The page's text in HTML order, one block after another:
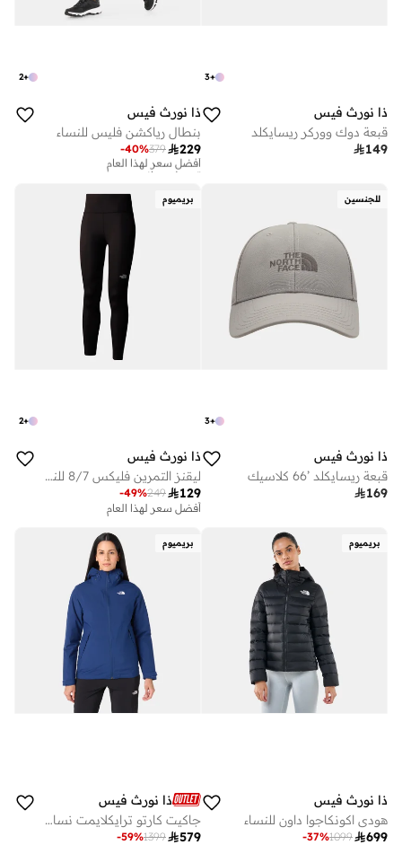
+
3
ذا نورث فيس
قبعة دوك ووركر ريسايكلد
149
+
2
ذا نورث فيس
بنطال رياكشن فليس للنساء
229
379
-40%
أفضل سعر لهذا العام
توصيل مجاني
للجنسين
+
3
ذا نورث فيس
قبعة ريسايكلد ’66 كلاسيك
169
بريميوم
+
2
ذا نورث فيس
ليقنز التمرين فليكس 8/7 للنساء
129
249
-49%
أفضل سعر لهذا العام
بريميوم
ذا نورث فيس
هودي اكونكاجوا داون للنساء
699
1099
-37%
بريميوم
ذا نورث فيس
جاكيت كارتو ترايكلايمت نسائي
579
1399
-59%